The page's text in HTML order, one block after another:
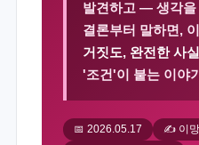
발견하고 — 생각을
결론부터 말하면,
거짓도, 완전한 사
'조건'이 붙는 이야
📅 2026.05.17 ✍️ 이망